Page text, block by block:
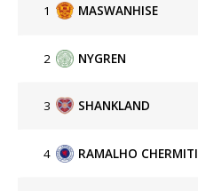
1 MASWANHISE
2 NYGREN
3 SHANKLAND
4 RAMALHO CHERMITI